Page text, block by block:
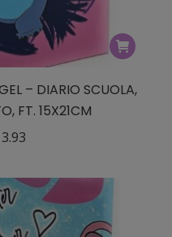
– DIARIO SCUOLA,
FT. 15X21CM
Il
attuale
è:
€13.93.